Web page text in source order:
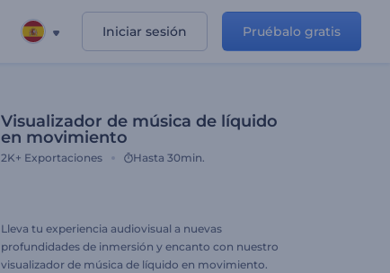
Iniciar sesión Pruébalo gratis
Visualizador de música de líquido
en movimiento
2K+ Exportaciones Hasta 30min.
Lleva tu experiencia audiovisual a nuevas
profundidades de inmersión y encanto con nuestro
visualizador de música de líquido en movimiento.